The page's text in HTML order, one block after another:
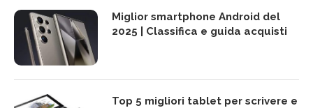
Miglior smartphone Android del
2025 | Classifica e guida acquisti
Top 5 migliori tablet per scrivere e